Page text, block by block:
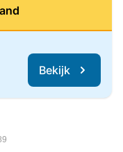
Bekijk